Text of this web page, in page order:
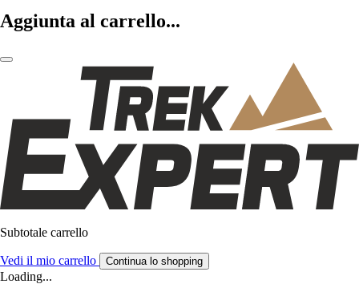
Aggiunta al carrello...
Subtotale carrello
Vedi il mio carrello Continua lo shopping
Loading...